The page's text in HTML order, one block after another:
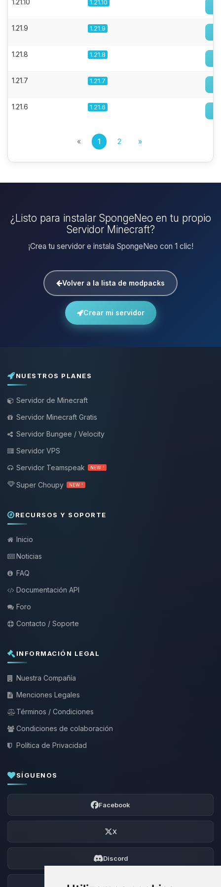
1.21.10 1.21.10
1.21.9 1.21.9
1.21.8 1.21.8
1.21.7 1.21.7
1.21.6 1.21.6
« 1 2 »
¿Listo para instalar SpongeNeo en tu propio
Servidor Minecraft?
¡Crea tu servidor e instala SpongeNeo con 1 clic!
Volver a la lista de modpacks
Crear mi servidor
NUESTROS PLANES
Servidor de Minecraft
Servidor Minecraft Gratis
Servidor Bungee / Velocity
Servidor VPS
Servidor Teamspeak
NEW !
Super Choupy NEW !
RECURSOS Y SOPORTE
Inicio
Noticias
FAQ
Documentación API
Foro
Contacto / Soporte
INFORMACIÓN LEGAL
Nuestra Compañía
Menciones Legales
Términos / Condiciones
Condiciones de colaboración
Política de Privacidad
SÍGUENOS
Facebook
X
Discord
Foro